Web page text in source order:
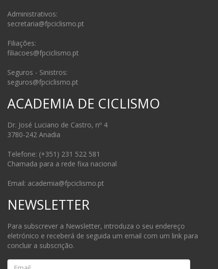
Administrativos:
secretaria@fpciclismo.pt
Filiações:
filiacoes@fpciclismo.pt
Seguros - Sinistros:
seguros@fpciclismo.pt
ACADEMIA DE CICLISMO
Dr. José Luciano de Castro, nº 4
3780-242 Anadia
Telefone: (+351) 231 522 581
Chamada para a rede fixa nacional
Email: academia@fpciclismo.pt
NEWSLETTER
Para subscrever a Newsletter, introduza o seu endereço
eletrónico e receberá de seguida um email com um link para
concluir a subscrição.
Email